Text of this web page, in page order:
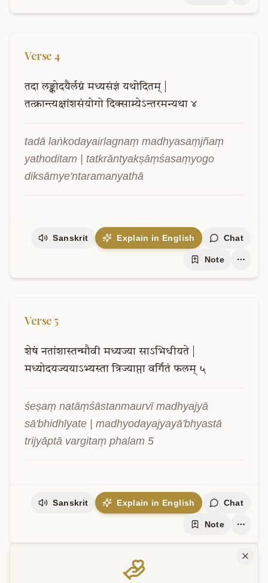
Verse 4
तदा लङ्कोदयैर्लग्नं मध्यसंज्ञं यथोदितम्
तत्क्रान्त्यक्षांशसंयोगो दिक्साम्येऽन्तरमन्यथा ४
tadā laṅkodayairlagnaṃ madhyasaṃjñaṃ
yathoditam | tatkrāntyakṣāṃśasaṃyogo
diksāmye'ntaramanyathā
Sanskrit Explain in English Chat
Note
Verse 5
शेषं नतांशास्तन्मौवी मध्यज्या साऽभिधीयते
मध्योदयज्ययाऽभ्यस्ता त्रिज्याप्ता वर्गितं फलम् ५
śeṣaṃ natāṃśāstanmaurvī madhyajyā
sā'bhidhīyate | madhyodayajyayā'bhyastā
trijyāptā vargitaṃ phalam 5
Sanskrit Explain in English Chat
Note